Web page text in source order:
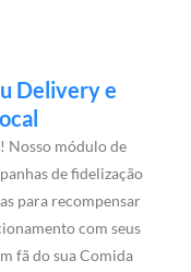
Delivery e
Nosso módulo de
de fidelização
para recompensar
com seus
fã do sua Comida